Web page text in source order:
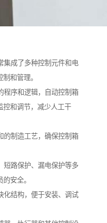
集成了多种控制元件和电
和管理。
程序和逻辑，自动控制箱
控和调节，减少人工干
的制造工艺，确保控制箱
短路保护、漏电保护等多
安全。
化结构，便于安装、调试